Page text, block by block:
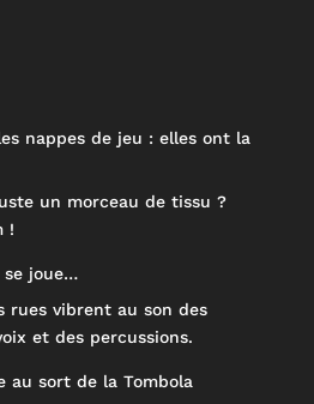
nappes de jeu : elles ont la
un morceau de tissu ?
!
se joue…
rues vibrent au son des
et des percussions.
au sort de la Tombola